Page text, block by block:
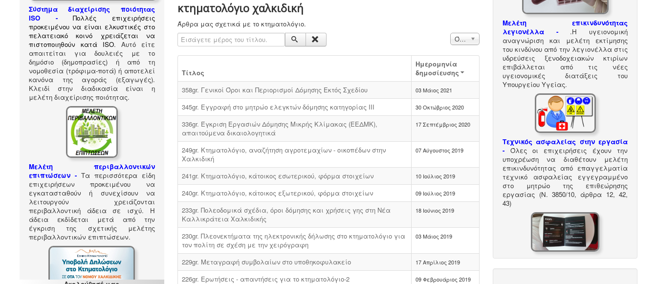
Σύστημα διαχείρισης ποιότητας
ISO
-Πολλές επιχειρήσεις
προκειμένου να είναι ελκυστικές στο
πελατειακό κοινό χρειάζεται να
πιστοποιηθούν κατά ISO. Αυτό είτε
απαιτείται για δουλειές με το
δημόσιο (δημοπρασίες) ή από τη
νομοθεσία (τρόφιμα-ποτά) ή αποτελεί
κανόνα της αγοράς (εξαγωγές).
Κλειδί στην διαδικασία είναι η
μελέτη διαχείρισης ποιότητας.
Μελέτη περιβαλλοντικών
επιπτώσεων - Τα περισσότερα είδη
επιχειρήσεων προκειμένου να
εγκατασταθούν ή συνεχίσουν να
λειτουργούν χρειάζονται
περιβαλλοντική άδεια σε ισχύ. Η
άδεια εκδίδεται μετά από την
έγκριση της σχετικής μελέτης
περιβαλλοντικών επιπτώσεων.
κτηματολόγιο χαλκιδική
Άρθρα μας σχετικά με το κτηματολόγιο.
Εισάγετε μέρος του τίτλου.
Εμφάνιση #
Όλα
Τίτλος
Ημερομηνία
δημοσίευσης
358gr. Γενικοί Όροι και Περιορισμοί Δόμησης Εκτός Σχεδίου
03 Μάιος 2021
345gr. Εγγραφή στο μητρώο ελεγκτών δόμησης κατηγορίας ΙΙΙ 30 Οκτώβριος 2020
336gr. Έγκριση Εργασιών Δόμησης Μικρής Κλίμακας (ΕΕΔΜΚ),
απαιτούμενα δικαιολογητικά
17 Σεπτέμβριος 2020
249gr. Κτηματολόγιο, αναζήτηση αγροτεμαχίων - οικοπέδων στην
Χαλκιδική
07 Αύγουστος 2019
241gr. Κτηματολόγιο, κάτοικος εσωτερικού, φόρμα στοιχείων 10 Ιούλιος 2019
240gr. Κτηματολόγιο, κάτοικος εξωτερικού, φόρμα στοιχείων 09 Ιούλιος 2019
233gr. Πολεοδομικά σχέδια, όροι δόμησης και χρήσεις γης στη Νέα
Καλλικράτεια Χαλκιδικής
18 Ιούνιος 2019
230gr. Πλεονεκτήματα της ηλεκτρονικής δήλωσης στο κτηματολόγιο για
τον πολίτη σε σχέση με την χειρόγραφη
03 Μάιος 2019
229gr. Μεταγραφή συμβολαίων στο υποθηκοφυλακείο 17 Απρίλιος 2019
226gr. Ερωτήσεις - απαντήσεις για το κτηματολόγιο-2 09 Φεβρουάριος 2019
Μελέτη επικινδυνότητας
λεγιονέλλα -
.Η υγειονομική
αναγνώριση και μελέτη εκτίμησης
του κινδύνου από την λεγιονέλλα στις
υδρεύσεις ξενοδοχειακών κτιρίων
επιβάλλεται από τις νέες
υγειονομικές διατάξεις του
Υπουργείου Υγείας.
Τεχνικός ασφαλείας στην εργασία
-
Όλες οι επιχειρήσεις έχουν την
υποχρέωση να διαθέτουν μελέτη
επικινδυνότητας από επαγγελματία
τεχνικό ασφαλείας εγγεγραμμένο
στο μητρώο της επιθεώρησης
εργασίας (Ν. 3850/10, άρθρα 12, 42,
43)
Κανονισμός λειτουργίας
τουριστικού καταλύματος
-Τα